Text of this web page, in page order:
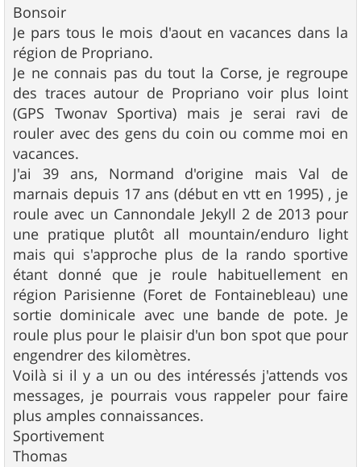
g
e
Bonsoir
Je pars tous le mois d'aout en vacances dans la
région de Propriano.
Je ne connais pas du tout la Corse, je regroupe
des traces autour de Propriano voir plus loint
(GPS Twonav Sportiva) mais je serai ravi de
rouler avec des gens du coin ou comme moi en
vacances.
J'ai 39 ans, Normand d'origine mais Val de
marnais depuis 17 ans (début en vtt en 1995) , je
roule avec un Cannondale Jekyll 2 de 2013 pour
une pratique plutôt all mountain/enduro light
mais qui s'approche plus de la rando sportive
étant donné que je roule habituellement en
région Parisienne (Foret de Fontainebleau) une
sortie dominicale avec une bande de pote. Je
roule plus pour le plaisir d'un bon spot que pour
engendrer des kilomètres.
Voilà si il y a un ou des intéressés j'attends vos
messages, je pourrais vous rappeler pour faire
plus amples connaissances.
Sportivement
Thomas